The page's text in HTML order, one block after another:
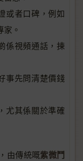
或者口碑，例如
家。
係視頻通話，揀
事先問清楚價錢
尤其係關於準確
由傳統嘅紫微鬥